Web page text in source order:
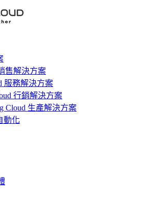
售解決方案
服務解決方案
行銷解決方案
Cloud 生產解決方案
動化